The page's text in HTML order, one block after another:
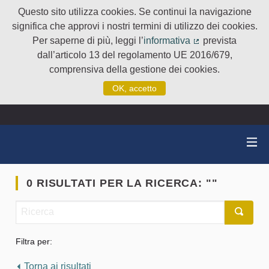
Questo sito utilizza cookies. Se continui la navigazione
significa che approvi i nostri termini di utilizzo dei cookies.
Per saperne di più, leggi l’informativa
(Collegamento
prevista
dall’articolo 13 del regolamento UE 2016/679,
comprensiva della gestione dei cookies.
OK, accetto
0 RISULTATI PER LA RICERCA: ""
Filtra per:
Torna ai risultati